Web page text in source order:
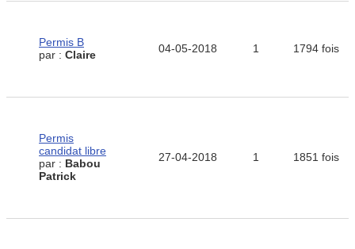
Permis B
par : Claire 04-05-2018 1 1794 fois
Permis
candidat libre
par : Babou
Patrick
27-04-2018 1 1851 fois